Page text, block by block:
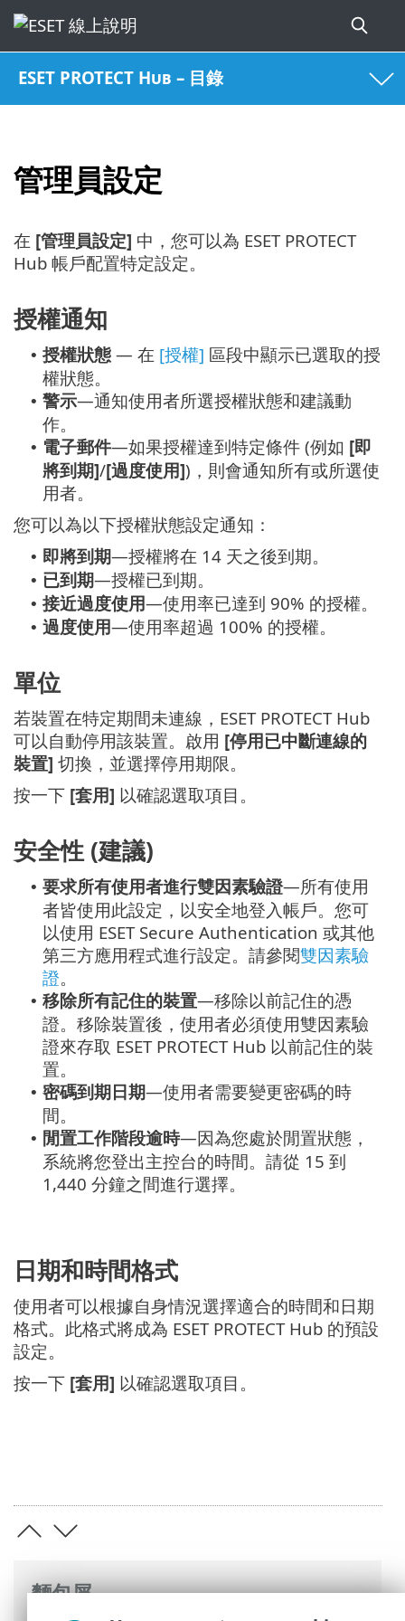
ESET PROTECT Hub – 目錄
管理員設定
麵包屑
在 [管理員設定] 中，您可以為 ESET PROTECT
Hub 帳戶配置特定設定。
授權通知
• 授權狀態 — 在 [授權] 區段中顯示已選取的授
權狀態。
• 警示—通知使用者所選授權狀態和建議動
作。
• 電子郵件—如果授權達到特定條件 (例如 [即
將到期]/[過度使用])，則會通知所有或所選使
用者。
您可以為以下授權狀態設定通知：
• 即將到期—授權將在 14 天之後到期。
• 已到期—授權已到期。
• 接近過度使用—使用率已達到 90% 的授權。
• 過度使用—使用率超過 100% 的授權。
單位
若裝置在特定期間未連線，ESET PROTECT Hub
可以自動停用該裝置。啟用 [停用已中斷連線的
裝置] 切換，並選擇停用期限。
按一下 [套用] 以確認選取項目。
安全性 (建議)
• 要求所有使用者進行雙因素驗證—所有使用
者皆使用此設定，以安全地登入帳戶。您可
以使用 ESET Secure Authentication 或其他
第三方應用程式進行設定。請參閱雙因素驗
證。
• 移除所有記住的裝置—移除以前記住的憑
證。移除裝置後，使用者必須使用雙因素驗
證來存取 ESET PROTECT Hub 以前記住的裝
置。
• 密碼到期日期—使用者需要變更密碼的時
間。
• 閒置工作階段逾時—因為您處於閒置狀態，
系統將您登出主控台的時間。請從 15 到
1,440 分鐘之間進行選擇。
日期和時間格式
使用者可以根據自身情況選擇適合的時間和日期
格式。此格式將成為 ESET PROTECT Hub 的預設
設定。
按一下 [套用] 以確認選取項目。